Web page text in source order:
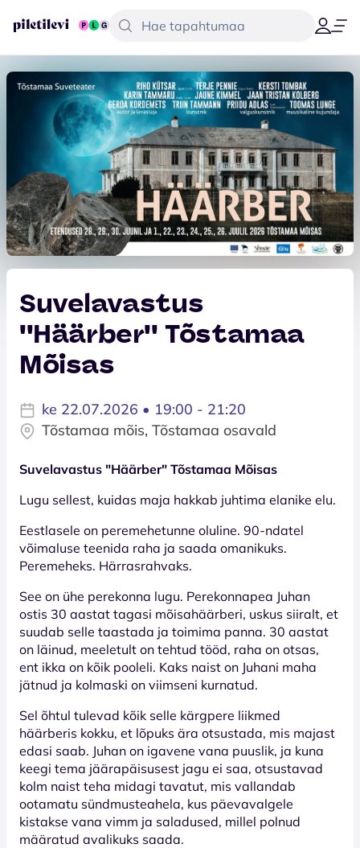
Suvelavastus
''Häärber'' Tõstamaa
Mõisas
ke 22.07.2026 • 19:00 - 21:20
Tõstamaa mõis, Tõstamaa osavald
Suvelavastus "Häärber" Tõstamaa Mõisas
Lugu sellest, kuidas maja hakkab juhtima elanike elu.
Eestlasele on peremehetunne oluline. 90-ndatel
võimaluse teenida raha ja saada omanikuks.
Peremeheks. Härrasrahvaks.
See on ühe perekonna lugu. Perekonnapea Juhan
ostis 30 aastat tagasi mõisahäärberi, uskus siiralt, et
suudab selle taastada ja toimima panna. 30 aastat
on läinud, meeletult on tehtud tööd, raha on otsas,
ent ikka on kõik pooleli. Kaks naist on Juhani maha
jätnud ja kolmaski on viimseni kurnatud.
Sel õhtul tulevad kõik selle kärgpere liikmed
häärberis kokku, et lõpuks ära otsustada, mis majast
edasi saab. Juhan on igavene vana puuslik, ja kuna
keegi tema jäärapäisusest jagu ei saa, otsustavad
kolm naist teha midagi tavatut, mis vallandab
ootamatu sündmusteahela, kus päevavalgele
kistakse vana vimm ja saladused, millel polnud
määratud avalikuks saada.